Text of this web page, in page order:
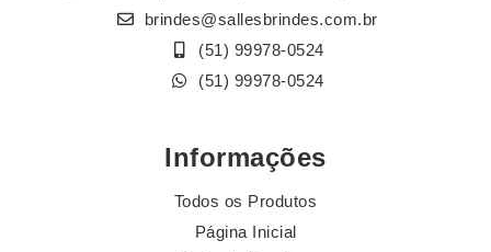
brindes@sallesbrindes.com.br
(51) 99978-0524
(51) 99978-0524
Informações
Todos os Produtos
Página Inicial